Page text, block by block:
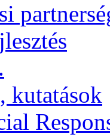
kutatások